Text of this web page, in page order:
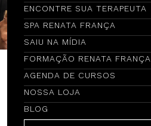
ENCONTRE SUA TERAPEUTA
SPA RENATA FRANÇA
SAIU NA MÍDIA
FORMAÇÃO RENATA FRANÇA
AGENDA DE CURSOS
NOSSA LOJA
BLOG
Encontre